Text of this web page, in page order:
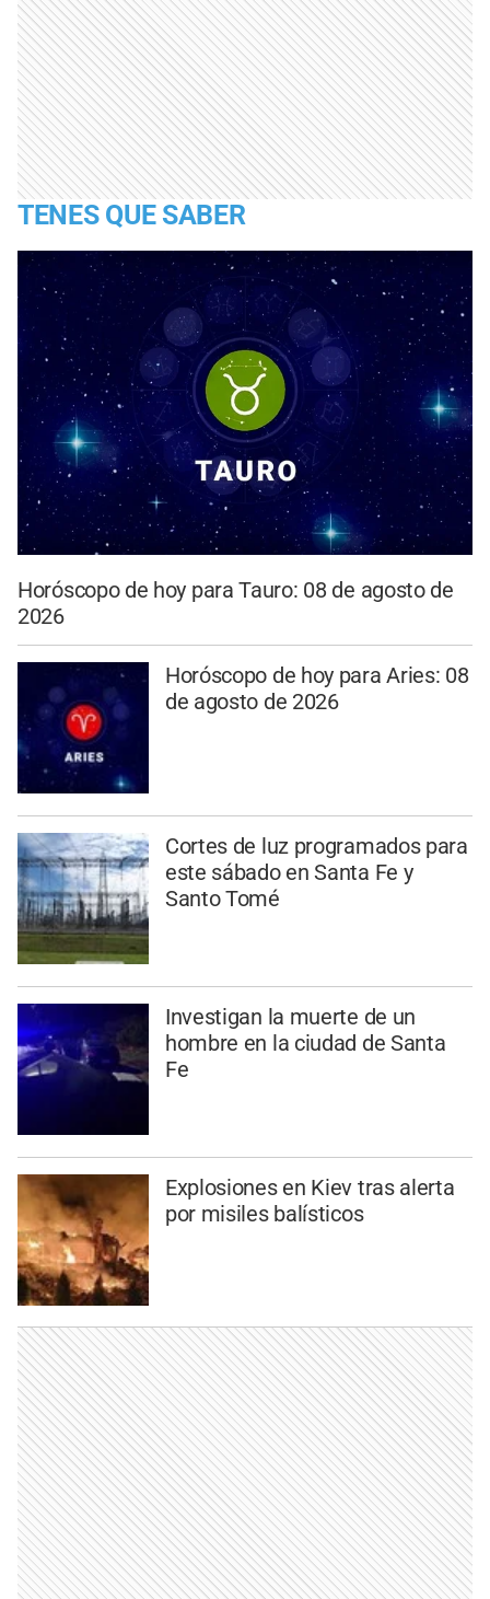
TENES QUE SABER
Horóscopo de hoy para Tauro: 08 de agosto de
2026
Horóscopo de hoy para Aries: 08
de agosto de 2026
Cortes de luz programados para
este sábado en Santa Fe y
Santo Tomé
Investigan la muerte de un
hombre en la ciudad de Santa
Fe
Explosiones en Kiev tras alerta
por misiles balísticos